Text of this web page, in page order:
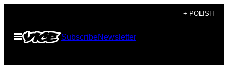
content
+ POLISH
Open
Menu
SubscribeNewsletter